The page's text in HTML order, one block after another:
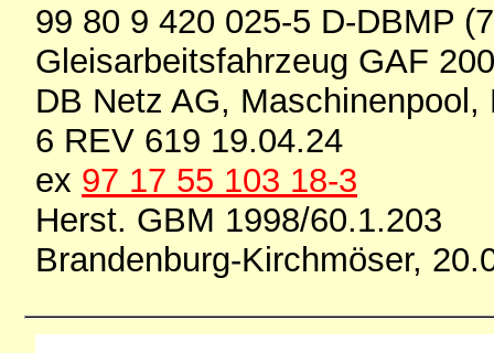
99 80 9 420 025-5 D-DBMP
Gleisarbeitsfahrzeug GAF
DB Netz AG, Maschinenpool,
6 REV 619 19.04.24
ex 97 17 55 103 18-3
Herst. GBM 1998/60.1.203
Brandenburg-Kirchmöser,